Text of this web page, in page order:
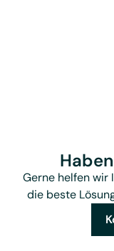
Gerne helfen wir
die beste